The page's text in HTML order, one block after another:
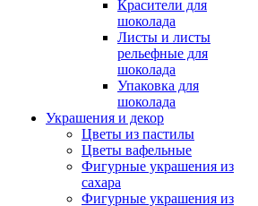
Красители для
шоколада
Листы и листы
рельефные для
шоколада
Упаковка для
шоколада
Украшения и декор
Цветы из пастилы
Цветы вафельные
Фигурные украшения из
сахара
Фигурные украшения из